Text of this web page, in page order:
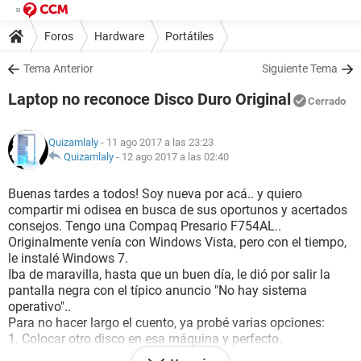
Foros Hardware Portátiles
Tema Anterior Siguiente Tema
Laptop no reconoce Disco Duro Original Cerrado
Quizamlaly - 11 ago 2017 a las 23:23
Quizamlaly - 12 ago 2017 a las 02:40
Buenas tardes a todos! Soy nueva por acá.. y quiero
compartir mi odisea en busca de sus oportunos y acertados
consejos. Tengo una Compaq Presario F754AL..
Originalmente venía con Windows Vista, pero con el tiempo,
le instalé Windows 7.
Iba de maravilla, hasta que un buen día, le dió por salir la
pantalla negra con el típico anuncio "No hay sistema
operativo"..
Para no hacer largo el cuento, ya probé varias opciones:
1. Colocar otro disco en esa máquina y perfecto.
2. Probar el DD original en otra máquina y perfecto.